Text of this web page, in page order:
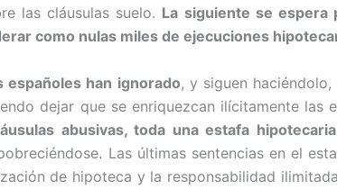
las cláusulas suelo. La siguiente se
como nulas miles de ejecuciones
españoles han ignorado, y siguen haciéndolo,
dejar que se enriquezcan ilícitamente las
abusivas, toda una estafa
Las últimas sentencias en el
de hipoteca y la responsabilidad